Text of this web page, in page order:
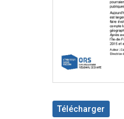
Télécharger